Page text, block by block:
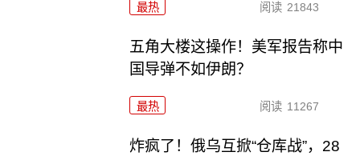
最热 阅读 21843
五角大楼这操作！美军报告称中
国导弹不如伊朗？
最热 阅读 11267
炸疯了！俄乌互掀“仓库战”，28